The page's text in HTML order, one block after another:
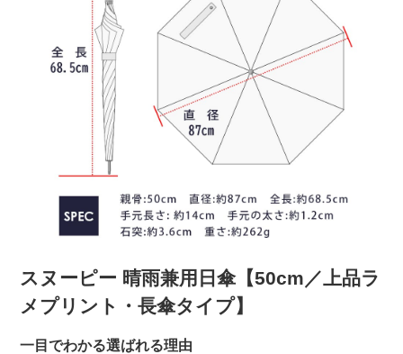
スヌーピー 晴雨兼用日傘【50cm／上品ラ
メプリント・長傘タイプ】
一目でわかる選ばれる理由